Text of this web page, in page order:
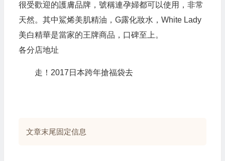
很受歡迎的護膚品牌，號稱連孕婦都可以使用，非常
天然。其中鯊烯美肌精油，G露化妝水，White Lady
美白精華是當家的王牌商品，口碑至上。
各分店地址
走！2017日本跨年搶福袋去
文章末尾固定信息